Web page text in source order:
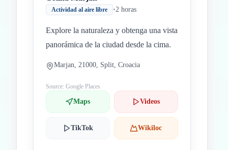
Actividad al aire libre •2 horas
Explore la naturaleza y obtenga una vista
panorámica de la ciudad desde la cima.
Marjan, 21000, Split, Croacia
Source: Google Places
Maps Videos
TikTok Wikiloc